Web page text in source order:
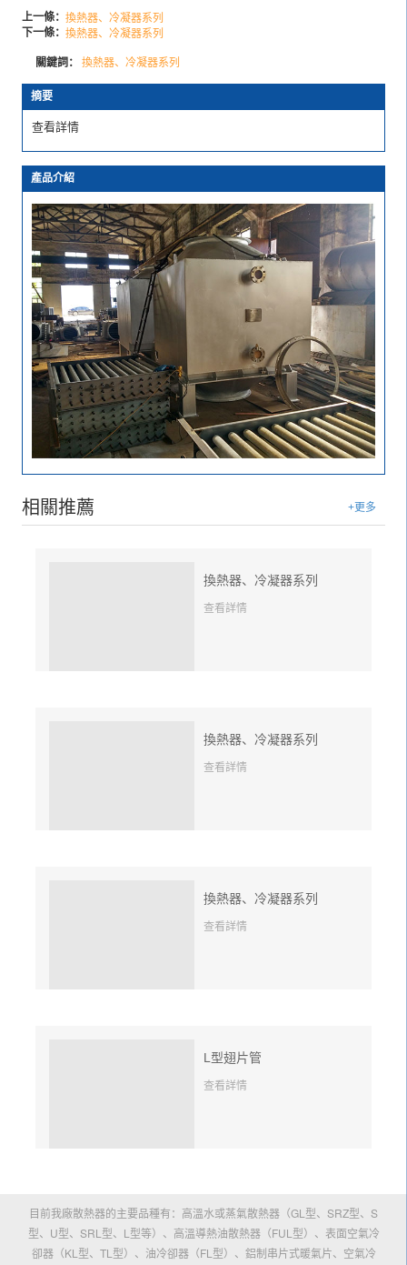
上一條：換熱器、冷凝器系列
下一條：換熱器、冷凝器系列
關鍵詞：換熱器、冷凝器系列
摘要
查看詳情
產品介紹
相關推薦 +更多
換熱器、冷凝器系列
查看詳情
換熱器、冷凝器系列
查看詳情
換熱器、冷凝器系列
查看詳情
L型翅片管
查看詳情
目前我廠散熱器的主要品種有：高溫水或蒸氣散熱器（GL型、SRZ型、S
型、U型、SRL型、L型等）、高溫導熱油散熱器（FUL型）、表面空氣冷
卻器（KL型、TL型）、油冷卻器（FL型）、鋁制串片式暖氣片、空氣冷